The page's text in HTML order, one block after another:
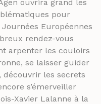
ouvrira grand les
pour
Européennes
rendez-vous
arpenter les couloirs
se laisser guider
découvrir les secrets
s’émerveiller
Xavier Lalanne à la